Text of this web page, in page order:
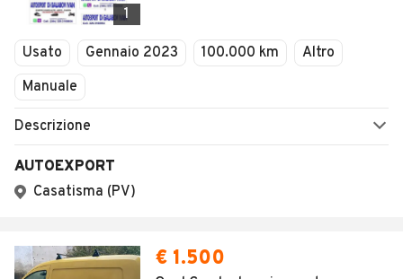
1
Usato Gennaio 2023 100.000 km
Altro
Manuale
Descrizione
AUTOEXPORT
Casatisma (PV)
€ 1.500